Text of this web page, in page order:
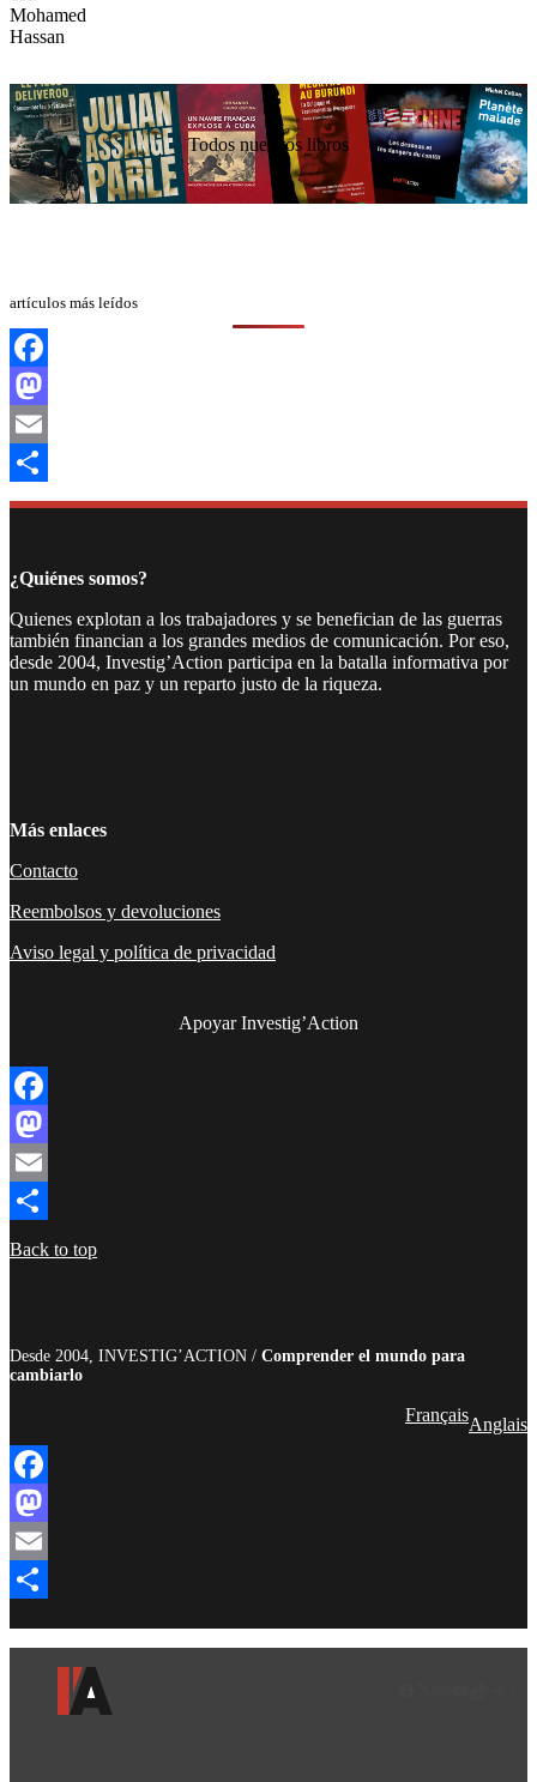
Todos nuestros libros
artículos más leídos
Facebook
Mastodon
Email
Compartir
¿Quiénes somos?
Quienes explotan a los trabajadores y se benefician de las guerras
también financian a los grandes medios de comunicación. Por eso,
desde 2004, Investig’Action participa en la batalla informativa por
un mundo en paz y un reparto justo de la riqueza.
Más enlaces
Contacto
Reembolsos y devoluciones
Aviso legal y política de privacidad
Apoyar Investig’Action
Facebook
Mastodon
Email
Compartir
Back to top
Desde 2004, INVESTIG’ACTION / Comprender el mundo para
cambiarlo
FrançaisAnglais
Facebook
Mastodon
Email